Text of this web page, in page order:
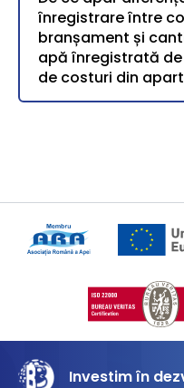
înregistrare între
branșament și
apă înregistrată
de costuri din
Investim în